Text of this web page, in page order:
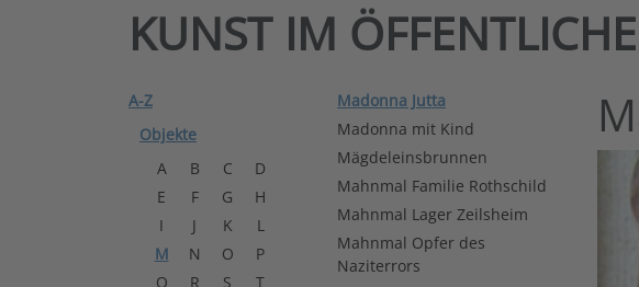
KUNST IM
A-Z
Objekte
A
B C
D
E
F G
H
I
J K
L
M
N O
P
Q
R S
T
Madonna Jutta
Madonna mit Kind
Mägdeleinsbrunnen
Mahnmal Familie Rothschild
Mahnmal Lager Zeilsheim
Mahnmal Opfer des
Naziterrors